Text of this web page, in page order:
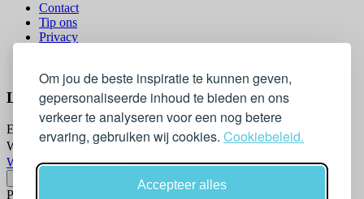
Om jou de beste inspiratie te kunnen geven,
gepersonaliseerde inhoud te bieden en ons
verkeer te analyseren voor een nog betere
ervaring, gebruiken wij cookies. Cookiebeleid.
Accepteer alles
Contact
Tip ons
Privacy
Log In
Email
Wachtwoord
Wachtwoord vergeten?
Please confirm login email below